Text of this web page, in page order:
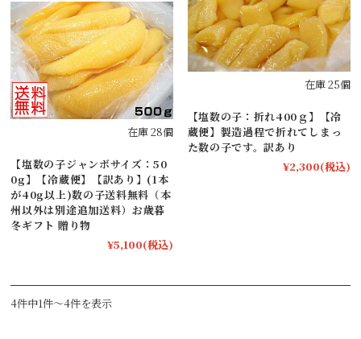
在庫 28個
【塩数の子ジャンボサイズ：50
0g】【冷蔵便】【訳あり】(1本
が40g以上)数の子送料無料（本
州以外は別途追加送料）お歳暮
冬ギフト 贈り物
¥5,100(税込)
在庫 25個
【塩数の子：折れ400ｇ】【冷
蔵便】製造過程で折れてしまっ
た数の子です。訳あり
¥2,300(税込)
4件中1件～4件を表示